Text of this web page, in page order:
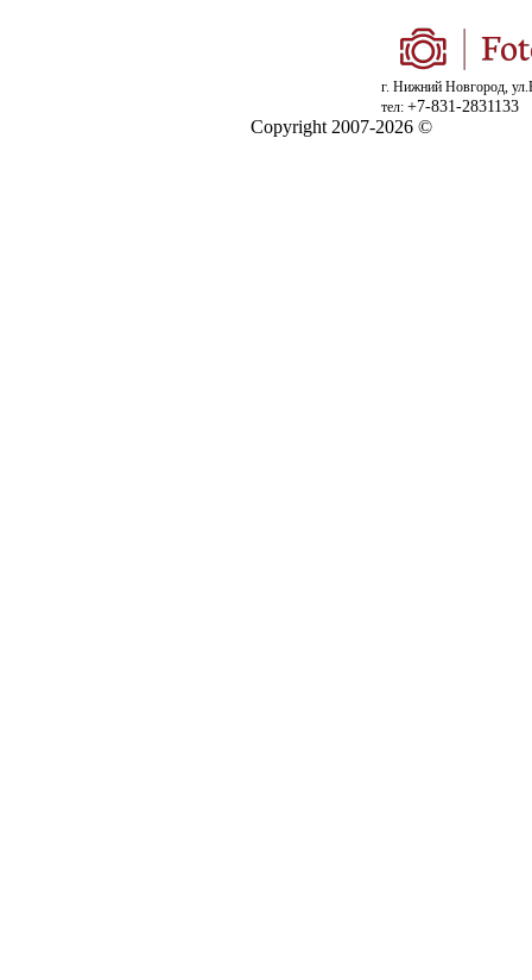
г. Нижний Новгород,
тел: +7-831-2831133
Copyright 2007-2026 ©